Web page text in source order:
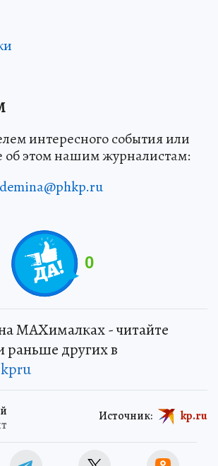
интересного события или
этом нашим журналистам:
0
MAXималках - читайте
раньше других в
Источник: kp.ru